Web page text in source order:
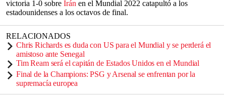
victoria 1-0 sobre Irán en el Mundial 2022 catapultó a los
estadounidenses a los octavos de final.
RELACIONADOS
Chris Richards es duda con US para el Mundial y se perderá el
amistoso ante Senegal
Tim Ream será el capitán de Estados Unidos en el Mundial
Final de la Champions: PSG y Arsenal se enfrentan por la
supremacía europea